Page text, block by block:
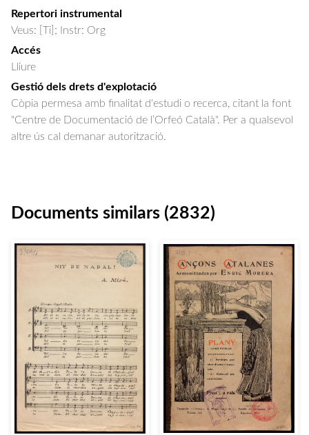
Repertori instrumental
Veus: [Ti]; Instr: Org
Accés
Lliure
Gestió dels drets d'explotació
Còpia permesa amb finalitat d'estudi o recerca, citant la font
"Centre de Documentació de l’Orfeó Català". Per a qualsevol
altre ús cal demanar autorització.
Documents similars (2832)